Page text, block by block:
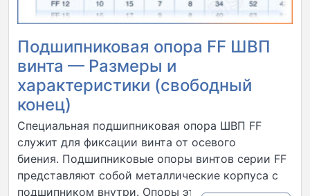
Подшипниковая опора FF ШВП
винта — Размеры и
характеристики (свободный
конец)
Специальная подшипниковая опора ШВП FF
служит для фиксации винта от осевого
биения. Подшипниковые опоры винтов серии FF
представляют собой металлические корпуса с
подшипником внутри. Опоры этой серии